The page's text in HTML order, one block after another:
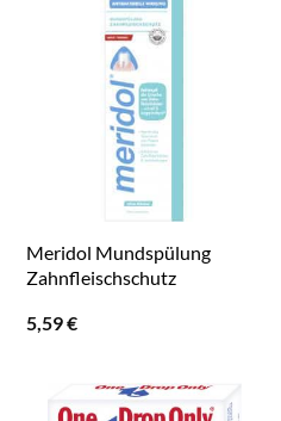
Meridol Mundspülung
Zahnfleischschutz
5,59€